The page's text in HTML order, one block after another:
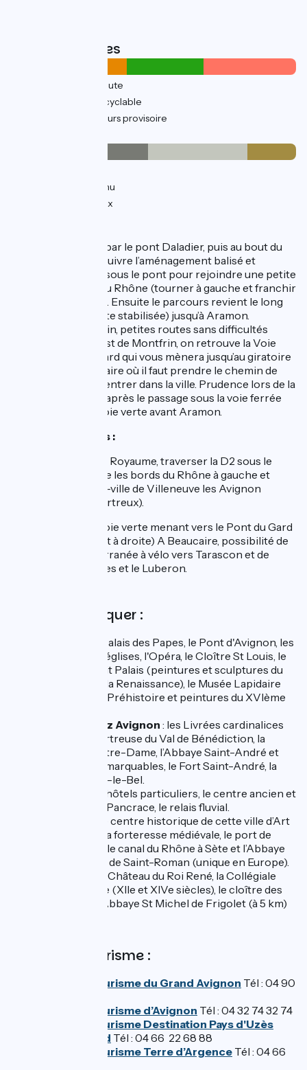
Types de routes
(60%) Sur route
(40%) Voie cyclable
(48%) Parcours provisoire
(35%) Inconnu
(17%) Rugueux
On quitte Avignon par le pont Daladier, puis au bout du
Pont du Royaume suivre l’aménagement balisé et
sécurisé qui passe sous le pont pour rejoindre une petite
route qui s’écarte du Rhône (tourner à gauche et franchir
le carrefour au pas). Ensuite le parcours revient le long
du Rhône (voie verte stabilisée) jusqu’à Aramon.
D’Aramon à Montfrin, petites routes sans difficultés
(jalonnées). A l’ouest de Montfrin, on retrouve la Voie
verte du pont du Gard qui vous mènera jusqu’au giratoire
à l’entrée de Beaucaire où il faut prendre le chemin de
Marguilliers pour rentrer dans la ville. Prudence lors de la
traversée de la D2, après le passage sous la voie ferrée
pour rejoindre la voie verte avant Aramon.
Liaisons possibles :
Au bout du Pont du Royaume, traverser la D2 sous le
pont pour rejoindre les bords du Rhône à gauche et
rejoindre le centre-ville de Villeneuve les Avignon
(véloroute des Chartreux).
Après Montfrin : Voie verte menant vers le Pont du Gard
et Uzès (en prenant à droite) A Beaucaire, possibilité de
prendre La Méditerranée à vélo vers Tarascon et de
découvrir les Alpilles et le Luberon.
À ne pas manquer :
: le Palais des Papes, le Pont d'Avignon, les
nombreuses églises, l'Opéra, le Cloître St Louis, le
Musée du petit Palais (peintures et sculptures du
Moyen Age à la Renaissance), le Musée Lapidaire
(archéologie, Préhistoire et peintures du XVIème
Villeneuve lez Avignon : les Livrées cardinalices
(XIVe), la Chartreuse du Val de Bénédiction, la
Collégiale Notre-Dame, l’Abbaye Saint-André et
ses jardins remarquables, le Fort Saint-André, la
Tour Philippe-le-Bel.
les hôtels particuliers, le centre ancien et
l'Église Saint-Pancrace, le relais fluvial.
: le centre historique de cette ville d’Art
et d’Histoire, la forteresse médiévale, le port de
plaisance sur le canal du Rhône à Sète et l’Abbaye
troglodytique de Saint-Roman (unique en Europe).
le Château du Roi René, la Collégiale
Sainte Marthe (XIIe et XIVe siècles), le cloître des
Cordeliers, l'Abbaye St Michel de Frigolet (à 5 km)
Offices de tourisme :
Office de tourisme du Grand Avignon Tél : 04 90
Office de tourisme d’Avignon Tél : 04 32 74 32 74
Office de tourisme Destination Pays d'Uzès
Pont du Gard Tél : 04 66 22 68 88
Office de tourisme Terre d’Argence Tél : 04 66